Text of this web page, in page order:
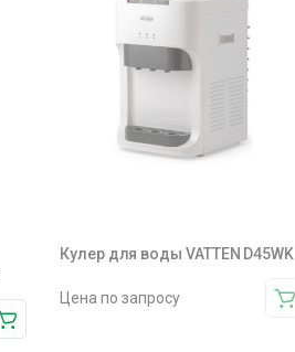
Кулер для воды VATTEN D45WK
Цена по запросу